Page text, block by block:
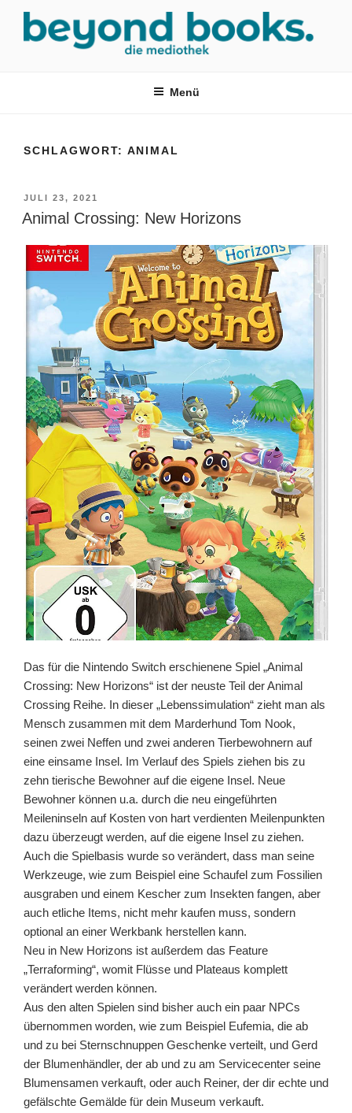
springen
Menü
SCHLAGWORT: ANIMAL
VERÖFFENTLICHT
AM
JULI 23, 2021
Animal Crossing: New Horizons
Das für die Nintendo Switch erschienene Spiel „Animal
Crossing: New Horizons“ ist der neuste Teil der Animal
Crossing Reihe. In dieser „Lebenssimulation“ zieht man als
Mensch zusammen mit dem Marderhund Tom Nook,
seinen zwei Neffen und zwei anderen Tierbewohnern auf
eine einsame Insel. Im Verlauf des Spiels ziehen bis zu
zehn tierische Bewohner auf die eigene Insel. Neue
Bewohner können u.a. durch die neu eingeführten
Meileninseln auf Kosten von hart verdienten Meilenpunkten
dazu überzeugt werden, auf die eigene Insel zu ziehen.
Auch die Spielbasis wurde so verändert, dass man seine
Werkzeuge, wie zum Beispiel eine Schaufel zum Fossilien
ausgraben und einem Kescher zum Insekten fangen, aber
auch etliche Items, nicht mehr kaufen muss, sondern
optional an einer Werkbank herstellen kann.
Neu in New Horizons ist außerdem das Feature
„Terraforming“, womit Flüsse und Plateaus komplett
verändert werden können.
Aus den alten Spielen sind bisher auch ein paar NPCs
übernommen worden, wie zum Beispiel Eufemia, die ab
und zu bei Sternschnuppen Geschenke verteilt, und Gerd
der Blumenhändler, der ab und zu am Servicecenter seine
Blumensamen verkauft, oder auch Reiner, der dir echte und
gefälschte Gemälde für dein Museum verkauft.